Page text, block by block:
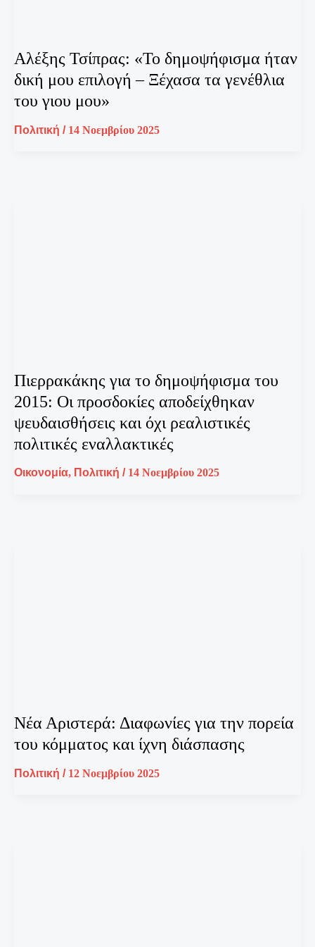
Αλέξης Τσίπρας: «Το δημοψήφισμα ήταν
δική μου επιλογή – Ξέχασα τα γενέθλια
του γιου μου»
Πολιτική / 14 Νοεμβρίου 2025
Πιερρακάκης για το δημοψήφισμα του
2015: Οι προσδοκίες αποδείχθηκαν
ψευδαισθήσεις και όχι ρεαλιστικές
πολιτικές εναλλακτικές
Οικονομία, Πολιτική / 14 Νοεμβρίου 2025
Νέα Αριστερά: Διαφωνίες για την πορεία
του κόμματος και ίχνη διάσπασης
Πολιτική / 12 Νοεμβρίου 2025